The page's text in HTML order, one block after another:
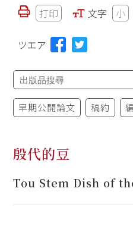
打印 文字 小
ツエア
早期公開論文 稿約
殷代的豆
Tou Stem Dish of